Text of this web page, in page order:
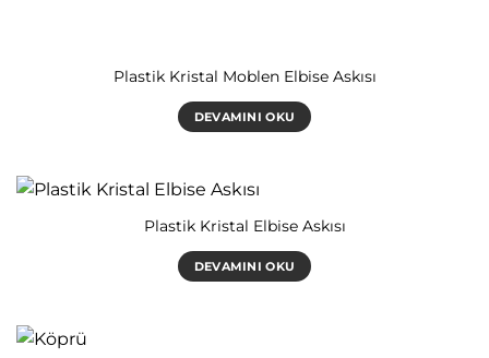
Plastik Kristal Moblen Elbise Askısı
DEVAMINI OKU
Plastik Kristal Elbise Askısı
DEVAMINI OKU